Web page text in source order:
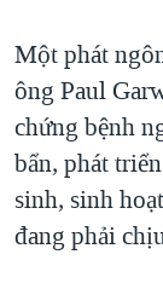
NGƯ DÂN
BÊN KIA
QUAN HỆ
Một phát
ông Paul
chứng bệnh
bẩn, phát
sinh, sinh
đang phải